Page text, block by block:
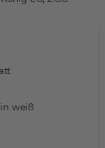
weiß